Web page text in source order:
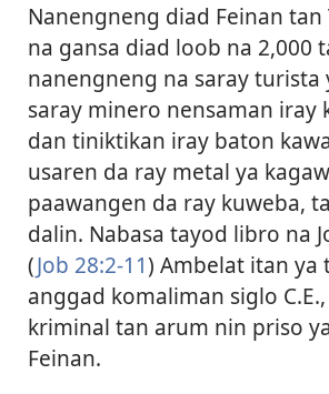
Nanengneng diad Feinan
na gansa diad loob na 2,000
nanengneng na saray
saray minero nensaman iray
dan tiniktikan iray baton
usaren da ray metal ya
paawangen da ray kuweba,
dalin. Nabasa tayod libro na
(Job 28:2-11) Ambelat itan
anggad komaliman siglo
kriminal tan arum nin priso
Feinan.